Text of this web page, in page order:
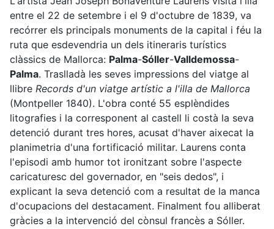
entre el 22 de setembre i el 9 d'octubre de 1839, va
recórrer els principals monuments de la capital i féu la
ruta que esdevendria un dels itineraris turístics
clàssics de Mallorca: Palma-Sóller-Valldemossa-
Palma. Traslladà les seves impressions del viatge al
llibre Records d'un viatge artístic a l'illa de Mallorca
(Montpeller 1840). L'obra conté 55 esplèndides
litografies i la corresponent al castell li costà la seva
detenció durant tres hores, acusat d'haver aixecat la
planimetria d'una fortificació militar. Laurens conta
l'episodi amb humor tot ironitzant sobre l'aspecte
caricaturesc del governador, en "seis dedos", i
explicant la seva detenció com a resultat de la manca
d'ocupacions del destacament. Finalment fou alliberat
gràcies a la intervenció del cònsul francès a Sóller.